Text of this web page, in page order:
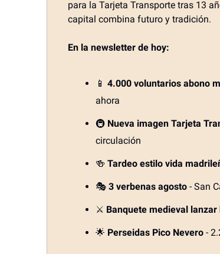
para la Tarjeta Transporte tras 13
capital combina futuro y tradición.
En la newsletter de hoy:
📱 4.000 voluntarios abono
ahora
🚇 Nueva imagen Tarjeta
circulación
🍻 Tardeo estilo vida
🎭 3 verbenas agosto - San
⚔️ Banquete medieval lanzar
🌟 Perseidas Pico Nevero -